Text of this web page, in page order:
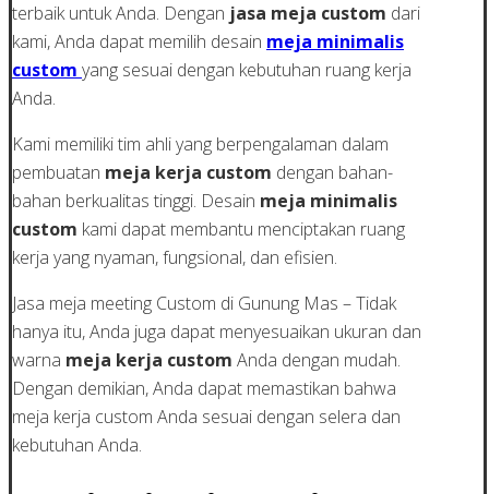
terbaik untuk Anda. Dengan jasa meja custom dari
kami, Anda dapat memilih desain meja minimalis
custom yang sesuai dengan kebutuhan ruang kerja
Anda.
Kami memiliki tim ahli yang berpengalaman dalam
pembuatan meja kerja custom dengan bahan-
bahan berkualitas tinggi. Desain meja minimalis
custom kami dapat membantu menciptakan ruang
kerja yang nyaman, fungsional, dan efisien.
Jasa meja meeting Custom di Gunung Mas – Tidak
hanya itu, Anda juga dapat menyesuaikan ukuran dan
warna meja kerja custom Anda dengan mudah.
Dengan demikian, Anda dapat memastikan bahwa
meja kerja custom Anda sesuai dengan selera dan
kebutuhan Anda.